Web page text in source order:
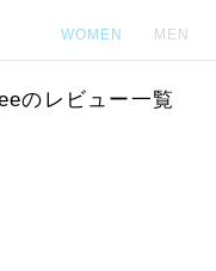
WOMEN MEN
のレビュー一覧